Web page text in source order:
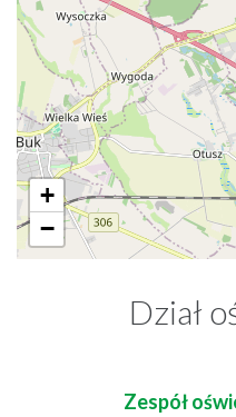
+
−
Dział
Zespół